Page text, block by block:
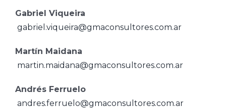
Gabriel Viqueira
gabriel.viqueira@gmaconsultores.com.ar
Martín Maidana
martin.maidana@gmaconsultores.com.ar
Andrés Ferruelo
andres.ferruelo@gmaconsultores.com.ar